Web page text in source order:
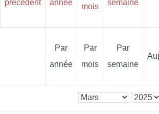
Par
année
Par
mois
Par
semaine